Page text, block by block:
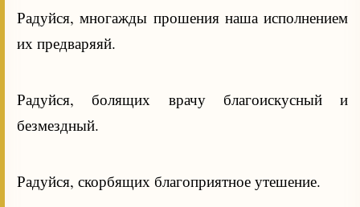
Радуйся, многажды прошения наша исполнением
их предваряяй.
Радуйся, болящих врачу благоискусный и
безмездный.
Радуйся, скорбящих благоприятное утешение.